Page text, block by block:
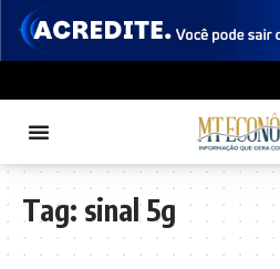
Tag: sinal 5g